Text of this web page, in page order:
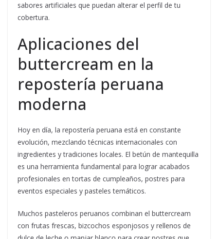
sabores artificiales que puedan alterar el perfil de tu
cobertura.
Aplicaciones del
buttercream en la
repostería peruana
moderna
Hoy en día, la repostería peruana está en constante
evolución, mezclando técnicas internacionales con
ingredientes y tradiciones locales. El betún de mantequilla
es una herramienta fundamental para lograr acabados
profesionales en tortas de cumpleaños, postres para
eventos especiales y pasteles temáticos.
Muchos pasteleros peruanos combinan el buttercream
con frutas frescas, bizcochos esponjosos y rellenos de